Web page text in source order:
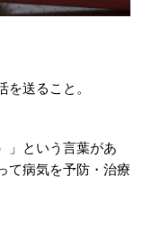
を送ること。
」という言葉があ
て病気を予防・治療